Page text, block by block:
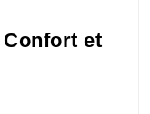
et